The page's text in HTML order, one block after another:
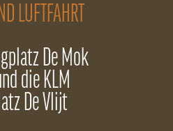
LUFTFAHRT
De Mok
die KLM
De Vlijt